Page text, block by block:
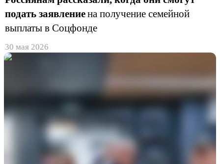
подать заявлениена получение семейной
выплаты в Соцфонде
30 мая 2026